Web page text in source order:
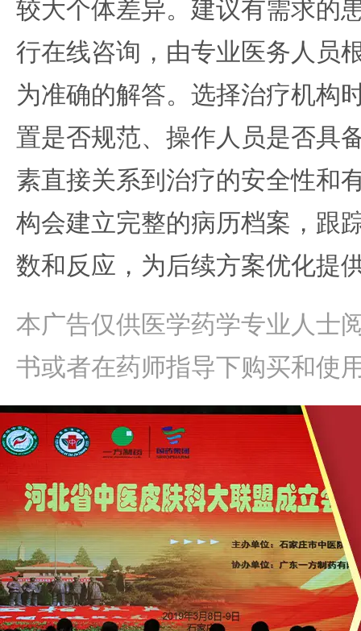
较大个体差异。建议有需求的
行在线咨询，由专业医务人员
为准确的解答。选择治疗机构
置是否规范、操作人员是否具
素直接关系到治疗的安全性和
构会建立完整的病历档案，跟
数和反应，为后续方案优化提
本广告仅供医学药学专业人士
书或者在药师指导下购买和使